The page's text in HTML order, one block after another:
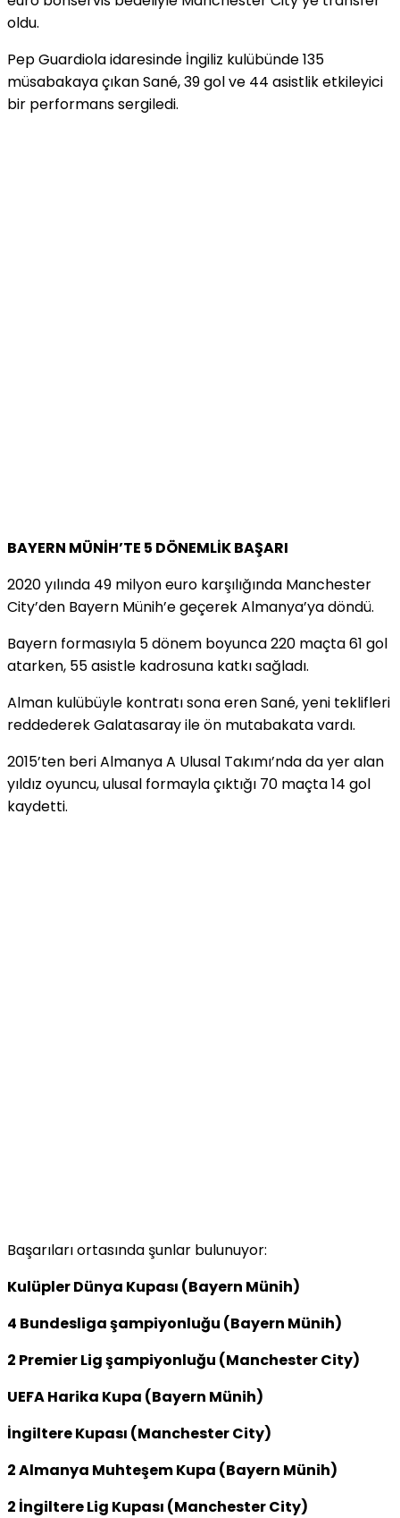
oldu.
Pep Guardiola idaresinde İngiliz kulübünde 135
müsabakaya çıkan Sané, 39 gol ve 44 asistlik etkileyici
bir performans sergiledi.
BAYERN MÜNİH’TE 5 DÖNEMLİK BAŞARI
2020 yılında 49 milyon euro karşılığında Manchester
City’den Bayern Münih’e geçerek Almanya’ya döndü.
Bayern formasıyla 5 dönem boyunca 220 maçta 61 gol
atarken, 55 asistle kadrosuna katkı sağladı.
Alman kulübüyle kontratı sona eren Sané, yeni teklifleri
reddederek Galatasaray ile ön mutabakata vardı.
2015’ten beri Almanya A Ulusal Takımı’nda da yer alan
yıldız oyuncu, ulusal formayla çıktığı 70 maçta 14 gol
kaydetti.
Başarıları ortasında şunlar bulunuyor:
Kulüpler Dünya Kupası (Bayern Münih)
4 Bundesliga şampiyonluğu (Bayern Münih)
2 Premier Lig şampiyonluğu (Manchester City)
UEFA Harika Kupa (Bayern Münih)
İngiltere Kupası (Manchester City)
2 Almanya Muhteşem Kupa (Bayern Münih)
2 İngiltere Lig Kupası (Manchester City)